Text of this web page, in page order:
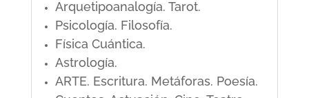
Arquetipoanalogía. Tarot.
Psicología. Filosofía.
Física Cuántica.
Astrología.
ARTE. Escritura. Metáforas. Poesía.